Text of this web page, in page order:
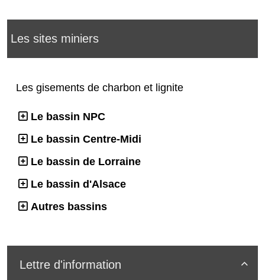
Les sites miniers
Les gisements de charbon et lignite
Le bassin NPC
Le bassin Centre-Midi
Le bassin de Lorraine
Le bassin d'Alsace
Autres bassins

Lettre d'information